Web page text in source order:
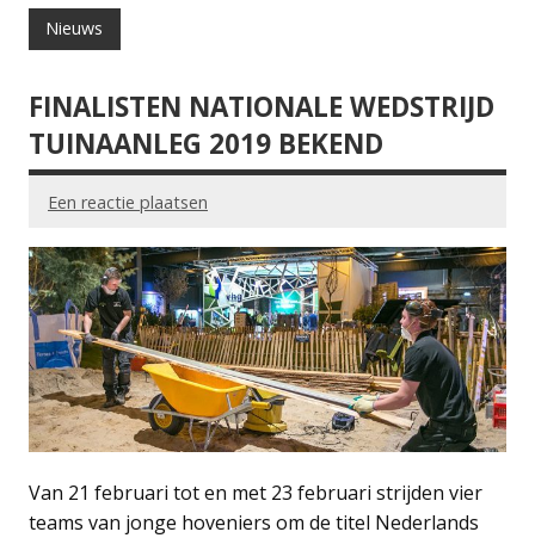
Nieuws
FINALISTEN NATIONALE WEDSTRIJD
TUINAANLEG 2019 BEKEND
Een reactie plaatsen
Van 21 februari tot en met 23 februari strijden vier
teams van jonge hoveniers om de titel Nederlands